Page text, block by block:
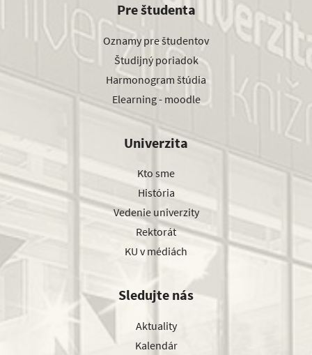
Pre študenta
Oznamy pre študentov
Študijný poriadok
Harmonogram štúdia
Elearning - moodle
Univerzita
Kto sme
História
Vedenie univerzity
Rektorát
KU v médiách
Sledujte nás
Aktuality
Kalendár